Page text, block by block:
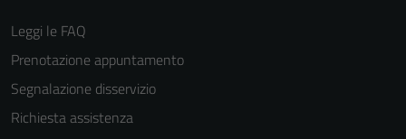
Leggi le FAQ
Prenotazione appuntamento
Segnalazione disservizio
Richiesta assistenza